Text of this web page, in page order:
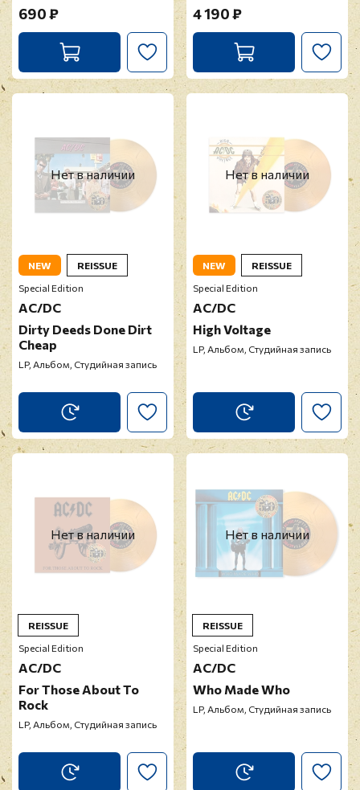
690 ₽ 4 190 ₽
Нет в наличии
NEW
REISSUE
Special Edition
AC/DC
Dirty Deeds Done Dirt
Cheap
LP, Альбом, Студийная запись
Нет в наличии
NEW
REISSUE
Special Edition
AC/DC
High Voltage
LP, Альбом, Студийная запись
Нет в наличии
REISSUE
Special Edition
AC/DC
For Those About To
Rock
LP, Альбом, Студийная запись
Нет в наличии
REISSUE
Special Edition
AC/DC
Who Made Who
LP, Альбом, Студийная запись